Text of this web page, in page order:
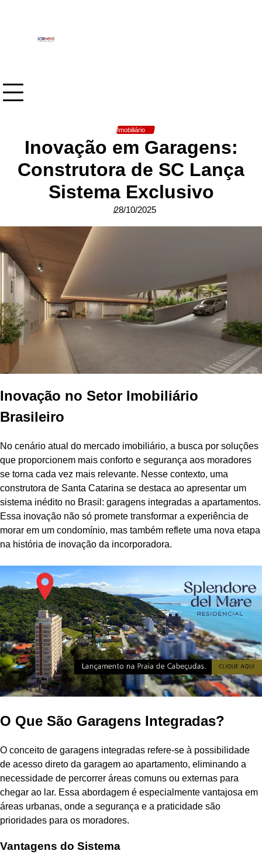
Imobiliário
Inovação em Garagens:
Construtora de SC Lança
Sistema Exclusivo
28/10/2025
Inovação no Setor Imobiliário
Brasileiro
No cenário atual do mercado imobiliário, a busca por soluções
que proporcionem mais conforto e segurança aos moradores
se torna cada vez mais relevante. Nesse contexto, uma
construtora de Santa Catarina se destaca ao apresentar um
sistema inédito no Brasil: garagens integradas a apartamentos.
Essa inovação não só promete transformar a experiência de
morar em um condomínio, mas também reflete uma nova etapa
na história de inovação da incorporadora.
O Que São Garagens Integradas?
O conceito de garagens integradas refere-se à possibilidade
de acesso direto da garagem ao apartamento, eliminando a
necessidade de percorrer áreas comuns ou externas para
chegar ao lar. Essa abordagem é especialmente vantajosa em
áreas urbanas, onde a segurança e a praticidade são
prioridades para os moradores.
Vantagens do Sistema